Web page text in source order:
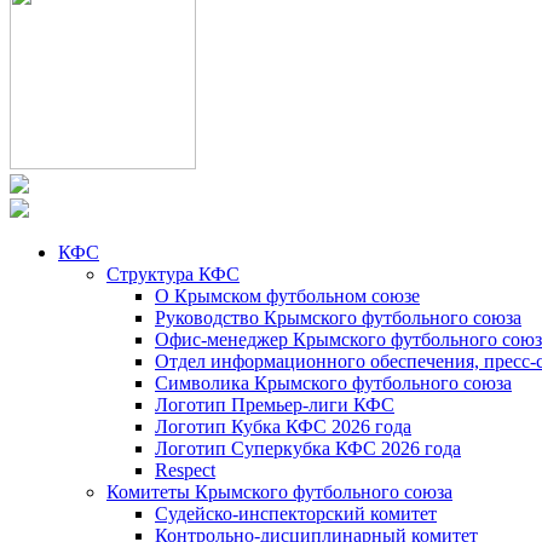
КФС
Структура КФС
О Крымском футбольном союзе
Руководство Крымского футбольного союза
Офис-менеджер Крымского футбольного
Отдел информационного обеспечения, пресс-
Символика Крымского футбольного союза
Логотип Премьер-лиги КФС
Логотип Кубка КФС 2026 года
Логотип Суперкубка КФС 2026 года
Respect
Комитеты Крымского футбольного союза
Судейско-инспекторский комитет
Контрольно-дисциплинарный комитет